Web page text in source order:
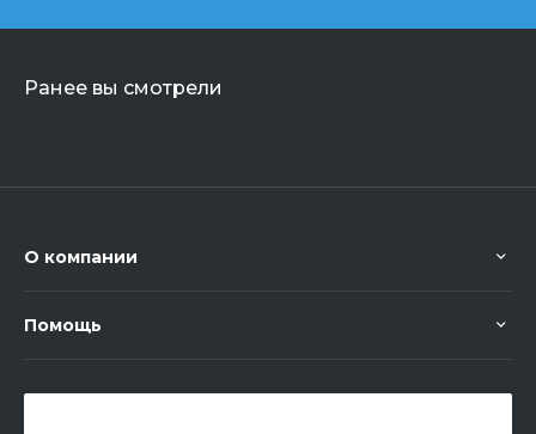
Ранее вы смотрели
О компании
Помощь